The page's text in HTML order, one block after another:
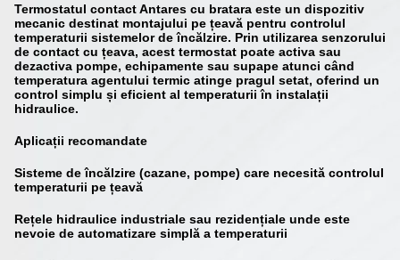
Termostatul contact Antares cu bratara este un dispozitiv
mecanic destinat montajului pe țeavă pentru controlul
temperaturii sistemelor de încălzire. Prin utilizarea senzorului
de contact cu țeava, acest termostat poate activa sau
dezactiva pompe, echipamente sau supape atunci când
temperatura agentului termic atinge pragul setat, oferind un
control simplu și eficient al temperaturii în instalații
hidraulice.
Aplicații recomandate
Sisteme de încălzire (cazane, pompe) care necesită controlul
temperaturii pe țeavă
Rețele hidraulice industriale sau rezidențiale unde este
nevoie de automatizare simplă a temperaturii